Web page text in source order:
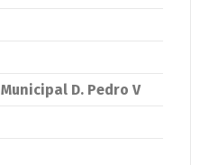
D. Pedro V